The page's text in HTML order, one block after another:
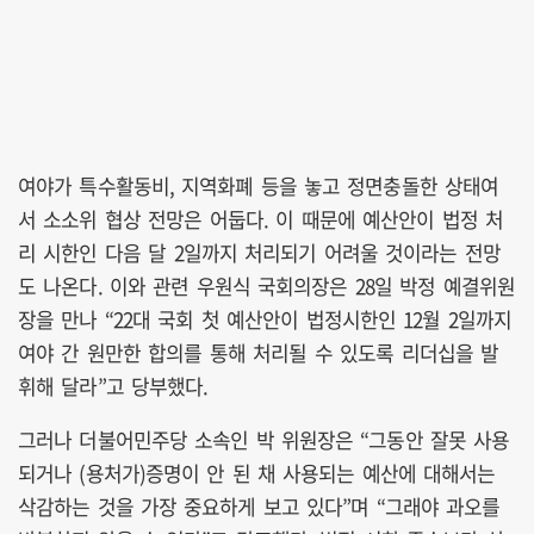
여야가 특수활동비, 지역화폐 등을 놓고 정면충돌한 상태여
서 소소위 협상 전망은 어둡다. 이 때문에 예산안이 법정 처
리 시한인 다음 달 2일까지 처리되기 어려울 것이라는 전망
도 나온다. 이와 관련 우원식 국회의장은 28일 박정 예결위원
장을 만나 “22대 국회 첫 예산안이 법정시한인 12월 2일까지
여야 간 원만한 합의를 통해 처리될 수 있도록 리더십을 발
휘해 달라”고 당부했다.
그러나 더불어민주당 소속인 박 위원장은 “그동안 잘못 사용
되거나 (용처가)증명이 안 된 채 사용되는 예산에 대해서는
삭감하는 것을 가장 중요하게 보고 있다”며 “그래야 과오를